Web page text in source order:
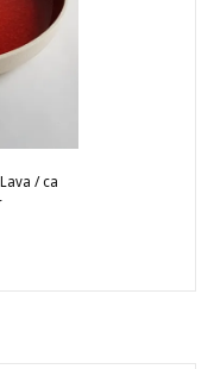
/ ca